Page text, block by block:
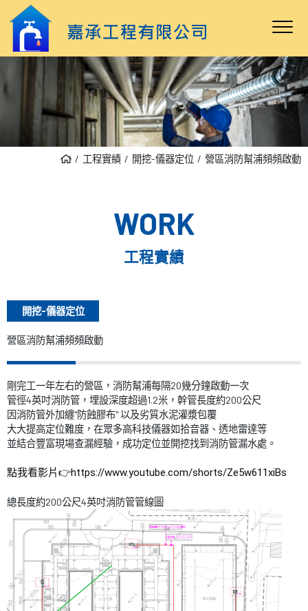
工程實績 開挖-儀器定位 營區消防幫浦頻頻啟動
WORK
工程實績
開挖-儀器定位
營區消防幫浦頻頻啟動
剛完工一年左右的營區，消防幫浦每隔20幾分鐘啟動一次
管徑4英吋消防管，埋設深度超過1.2米，幹管長度約200公尺
因消防管外加纏"防蝕膠布" 以及劣質水泥灌漿包覆
大大提高定位難度，在眾多高科技儀器如拾音器、透地雷達等
並結合豐富現場查漏經驗，成功定位並開挖找到消防管漏水處。
點我看影片👉https://www.youtube.com/shorts/Ze5w611xiBs
總長度約200公尺4英吋消防管管線圖